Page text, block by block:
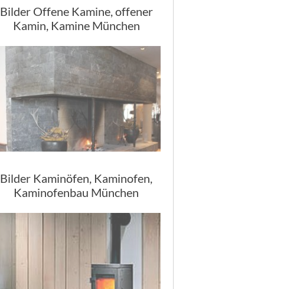
Bilder Offene Kamine, offener
Kamin, Kamine München
Bilder Kaminöfen, Kaminofen,
Kaminofenbau München